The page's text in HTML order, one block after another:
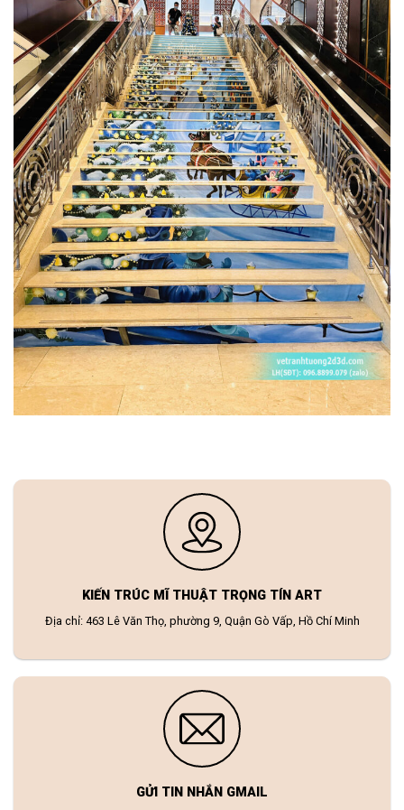
KIẾN TRÚC MĨ THUẬT TRỌNG TÍN ART
Địa chỉ: 463 Lê Văn Thọ, phường 9, Quận Gò Vấp, Hồ Chí Minh
GỬI TIN NHẮN GMAIL